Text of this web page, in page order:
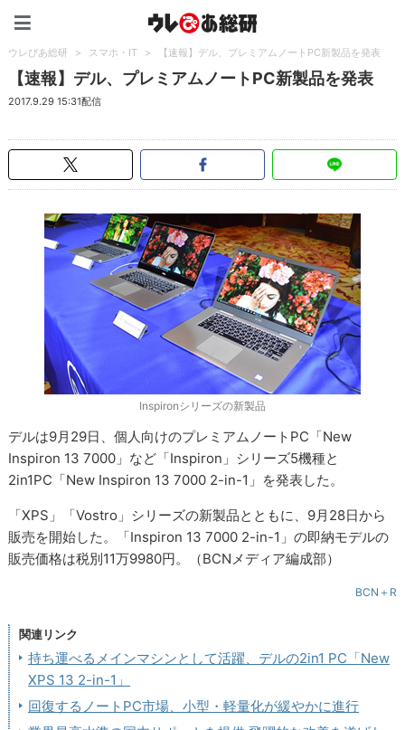
ウレぴあ総研 > スマホ・IT > 【速報】デル、プレミアムノートPC新製品を発表
【速報】デル、プレミアムノートPC新製品を発表
2017.9.29 15:31配信
Inspironシリーズの新製品
デルは9月29日、個人向けのプレミアムノートPC「New
Inspiron 13 7000」など「Inspiron」シリーズ5機種と
2in1PC「New Inspiron 13 7000 2-in-1」を発表した。
「XPS」「Vostro」シリーズの新製品とともに、9月28日から
販売を開始した。「Inspiron 13 7000 2-in-1」の即納モデルの
販売価格は税別11万9980円。（BCNメディア編成部）
BCN＋R
関連リンク
持ち運べるメインマシンとして活躍、デルの2in1 PC「New
XPS 13 2-in-1」
回復するノートPC市場、小型・軽量化が緩やかに進行